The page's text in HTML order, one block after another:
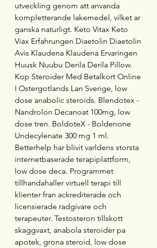
utveckling genom att anvanda
kompletterande lakemedel, vilket ar
ganska naturligt. Keto Vitax Keto
Viax Erfahrungen Diaetolin Diaetolin
Avis Klaudena Klaudena Ervaringen
Huusk Nuubu Derila Derila Pillow.
Kop Steroider Med Betalkort Online
I Ostergotlands Lan Sverige, low
dose anabolic steroids. Blendotex -
Nandrolon Decanoat 100mg, low
dose tren. BoldoteX - Boldenone
Undecylenate 300 mg 1 ml.
Betterhelp har blivit varldens storsta
internetbaserade terapiplattform,
low dose deca. Programmet
tillhandahaller virtuell terapi till
klienter fran ackrediterade och
licensierade radgivare och
terapeuter. Testosteron tillskott
skaggvaxt, anabola steroider pa
apotek, grona steroid, low dose